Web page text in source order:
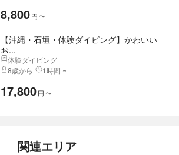
8,800円 〜
【沖縄・石垣・体験ダイビング】かわいい
お...
体験ダイビング
8歳から
1時間 ~
17,800円 〜
関連エリア